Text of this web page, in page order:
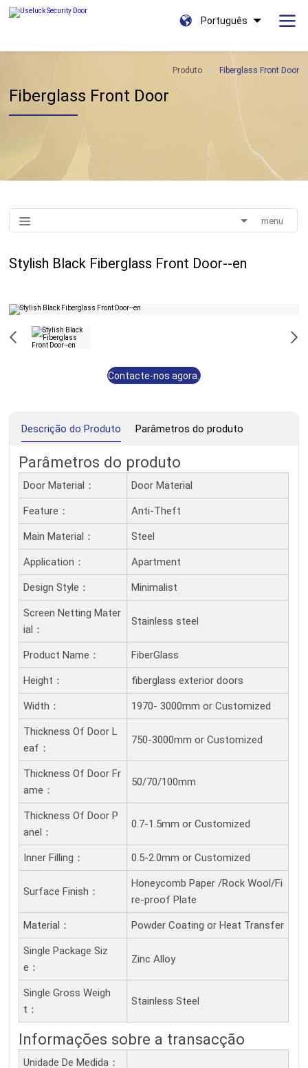
Português
Produto Fiberglass Front Door
Fiberglass Front Door
menu
Stylish Black Fiberglass Front Door--en
Contacte-nos agora.
Descrição do Produto Parâmetros do produto
Parâmetros do produto
Door Material： Door Material
Feature： Anti-Theft
Main Material： Steel
Application： Apartment
Design Style： Minimalist
Screen Netting Mater
Ial：
Stainless steel
Product Name： FiberGlass
Height： fiberglass exterior doors
Width： 1970- 3000mm or Customized
Thickness Of Door L
Eaf：
750-3000mm or Customized
Thickness Of Door Fr
Ame：
50/70/100mm
Thickness Of Door P
Anel：
0.7-1.5mm or Customized
Inner Filling： 0.5-2.0mm or Customized
Surface Finish：
Honeycomb Paper /Rock Wool/Fi
re-proof Plate
Material： Powder Coating or Heat Transfer
Single Package Siz
E：
Zinc Alloy
Single Gross Weigh
T：
Stainless Steel
Informações sobre a transacção
Unidade De Medida：